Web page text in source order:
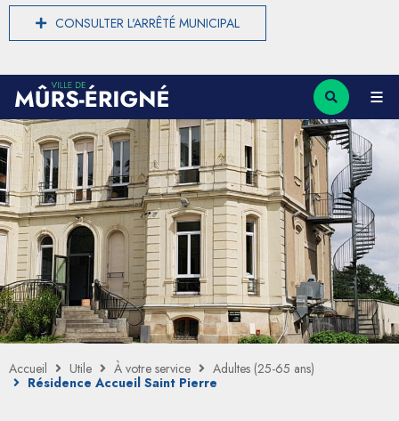
CONSULTER L'ARRÊTÉ MUNICIPAL
Accueil Utile À votre service
Adultes (25-65 ans)
Résidence Accueil Saint Pierre